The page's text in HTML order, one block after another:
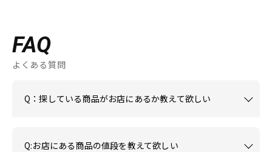
FAQ
よくある質問
Q：探している商品がお店にあるか教えて欲しい
Q:お店にある商品の値段を教えて欲しい